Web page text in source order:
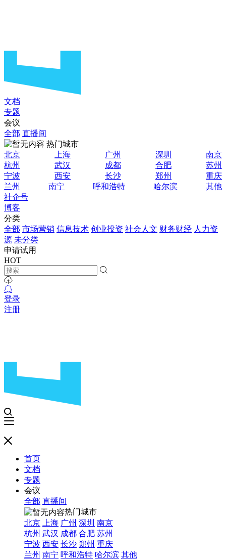
文档
专题
会议
全部 直播间
热门城市
北京
上海 广州 深圳
南京
杭州
武汉 成都 合肥
苏州
宁波
西安 长沙 郑州
重庆
兰州
南宁 呼和浩特 哈尔滨
其他
社企号
博客
分类
全部 市场营销 信息技术 创业投资 社会人文 财务财经 人力资
源 未分类
申请试用
HOT
登录
注册
首页
文档
专题
会议
全部 直播间
热门城市
北京
上海 广州 深圳 南京
杭州 武汉 成都 合肥 苏州
宁波 西安 长沙 郑州 重庆
兰州 南宁 呼和浩特 哈尔滨 其他